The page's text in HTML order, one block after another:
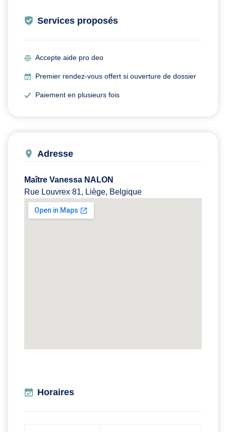
Services proposés
Accepte aide pro deo
Premier rendez-vous offert si ouverture de dossier
Paiement en plusieurs fois
Adresse
Maître Vanessa NALON
Rue Louvrex 81, Liège, Belgique
Horaires